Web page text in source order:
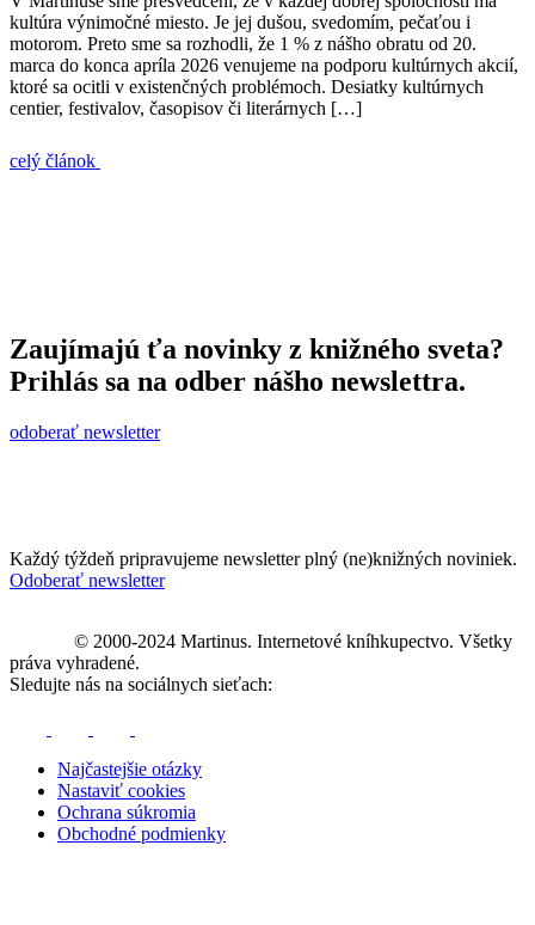
kultúra výnimočné miesto. Je jej dušou, svedomím, pečaťou i
motorom. Preto sme sa rozhodli, že 1 % z nášho obratu od 20.
marca do konca apríla 2026 venujeme na podporu kultúrnych akcií,
ktoré sa ocitli v existenčných problémoch. Desiatky kultúrnych
centier, festivalov, časopisov či literárnych […]
celý článok
Zaujímajú ťa novinky z knižného sveta?
Prihlás sa na odber nášho newslettra.
odoberať newsletter
Každý týždeň pripravujeme newsletter plný (ne)knižných noviniek.
Odoberať newsletter
© 2000-2024 Martinus. Internetové kníhkupectvo. Všetky
práva vyhradené.
Sledujte nás na sociálnych sieťach:
Najčastejšie otázky
Nastaviť cookies
Ochrana súkromia
Obchodné podmienky